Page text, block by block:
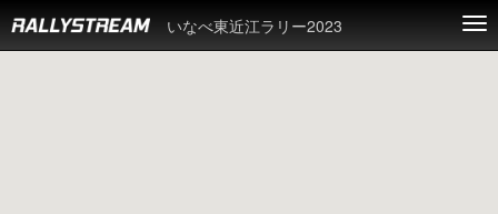
いなべ東近江ラリー2023